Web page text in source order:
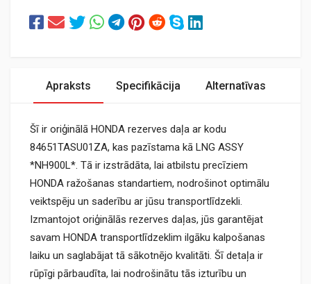
Apraksts Specifikācija Alternatīvas
Šī ir oriģinālā HONDA rezerves daļa ar kodu
84651TASU01ZA, kas pazīstama kā LNG ASSY
*NH900L*. Tā ir izstrādāta, lai atbilstu precīziem
HONDA ražošanas standartiem, nodrošinot optimālu
veiktspēju un saderību ar jūsu transportlīdzekli.
Izmantojot oriģinālās rezerves daļas, jūs garantējat
savam HONDA transportlīdzeklim ilgāku kalpošanas
laiku un saglabājat tā sākotnējo kvalitāti. Šī detaļa ir
rūpīgi pārbaudīta, lai nodrošinātu tās izturību un